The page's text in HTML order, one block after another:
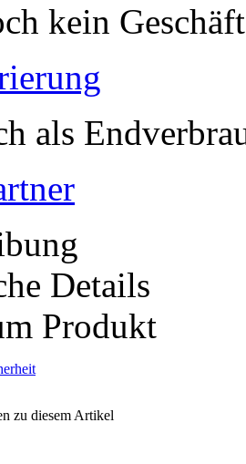
kein
als
Details
Produkt
zu diesem Artikel